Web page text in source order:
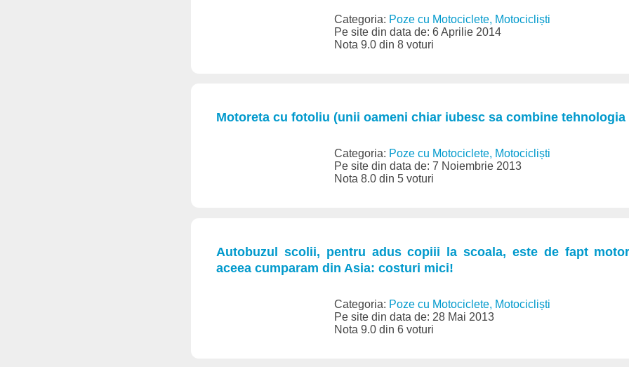
Categoria: Poze cu Motociclete, Motocicliști
Pe site din data de: 6 Aprilie 2014
Nota 9.0 din 8 voturi
Motoreta cu fotoliu (unii oameni chiar iubesc sa combine
Categoria: Poze cu Motociclete, Motocicliști
Pe site din data de: 7 Noiembrie 2013
Nota 8.0 din 5 voturi
Autobuzul scolii, pentru adus copiii la scoala, este de fapt
aceea cumparam din Asia: costuri mici!
Categoria: Poze cu Motociclete, Motocicliști
Pe site din data de: 28 Mai 2013
Nota 9.0 din 6 voturi